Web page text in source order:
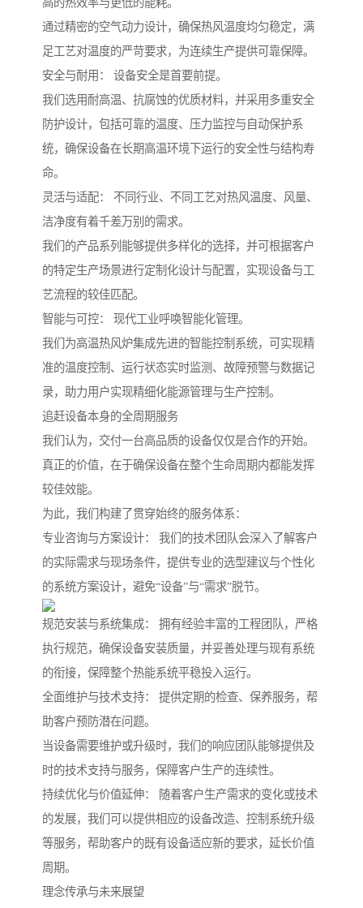
高的热效率与更低的能耗。
通过精密的空气动力设计，确保热风温度均匀稳定，满
足工艺对温度的严苛要求，为连续生产提供可靠保障。
安全与耐用： 设备安全是首要前提。
我们选用耐高温、抗腐蚀的优质材料，并采用多重安全
防护设计，包括可靠的温度、压力监控与自动保护系
统，确保设备在长期高温环境下运行的安全性与结构寿
命。
灵活与适配： 不同行业、不同工艺对热风温度、风量、
洁净度有着千差万别的需求。
我们的产品系列能够提供多样化的选择，并可根据客户
的特定生产场景进行定制化设计与配置，实现设备与工
艺流程的较佳匹配。
智能与可控： 现代工业呼唤智能化管理。
我们为高温热风炉集成先进的智能控制系统，可实现精
准的温度控制、运行状态实时监测、故障预警与数据记
录，助力用户实现精细化能源管理与生产控制。
追赶设备本身的全周期服务
我们认为，交付一台高品质的设备仅仅是合作的开始。
真正的价值，在于确保设备在整个生命周期内都能发挥
较佳效能。
为此，我们构建了贯穿始终的服务体系：
专业咨询与方案设计： 我们的技术团队会深入了解客户
的实际需求与现场条件，提供专业的选型建议与个性化
的系统方案设计，避免“设备”与“需求”脱节。
规范安装与系统集成： 拥有经验丰富的工程团队，严格
执行规范，确保设备安装质量，并妥善处理与现有系统
的衔接，保障整个热能系统平稳投入运行。
全面维护与技术支持： 提供定期的检查、保养服务，帮
助客户预防潜在问题。
当设备需要维护或升级时，我们的响应团队能够提供及
时的技术支持与服务，保障客户生产的连续性。
持续优化与价值延伸： 随着客户生产需求的变化或技术
的发展，我们可以提供相应的设备改造、控制系统升级
等服务，帮助客户的既有设备适应新的要求，延长价值
周期。
理念传承与未来展望